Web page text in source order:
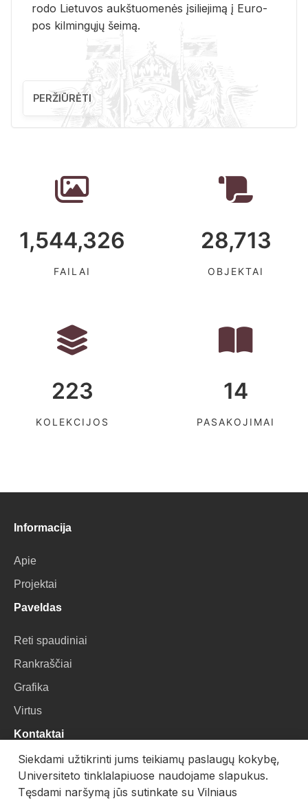
ro­do Lie­tu­vos aukš­tuo­me­nės įsi­lie­ji­mą į Eu­ro­
pos kil­min­gų­jų šei­mą.
PERŽIŪRĖTI
1,544,326
FAILAI
28,713
OBJEKTAI
223
KOLEKCIJOS
14
PASAKOJIMAI
Informacija
Apie
Projektai
Paveldas
Reti spaudiniai
Rankraščiai
Grafika
Virtus
Kontaktai
VU Biblioteka
Universiteto g. 3, LT-01122, Vilnius
Siekdami užtikrinti jums teikiamų paslaugų kokybę,
Universiteto tinklalapiuose naudojame slapukus.
Tęsdami naršymą jūs sutinkate su Vilniaus